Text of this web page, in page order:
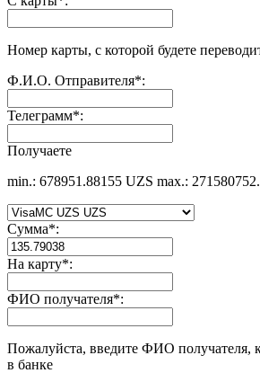
Номер карты, с которой будете
Ф.И.О. Отправителя*:
Телеграмм*:
Получаете
min.: 678951.88155 UZS max.:
Сумма*:
На карту*:
ФИО получателя*:
Пожалуйста, введите ФИО получателя,
в банке